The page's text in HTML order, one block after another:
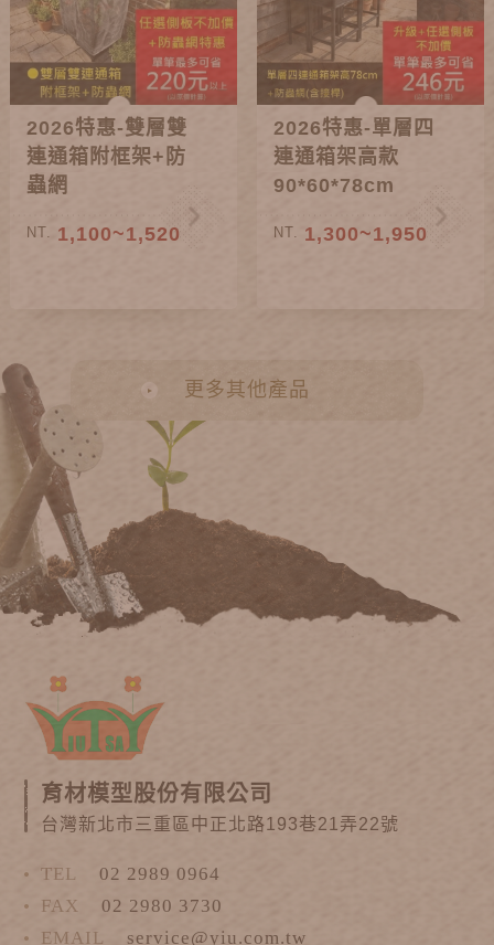
2026特惠-雙層雙
連通箱附框架+防
蟲網
NT. 1,100~1,520
2026特惠-單層四
連通箱架高款
90*60*78cm
NT. 1,300~1,950
更多其他產品
育材模型股份有限公司
台灣新北市三重區中正北路193巷21弄22號
TEL
02 2989 0964
FAX
02 2980 3730
EMAIL
service@yiu.com.tw